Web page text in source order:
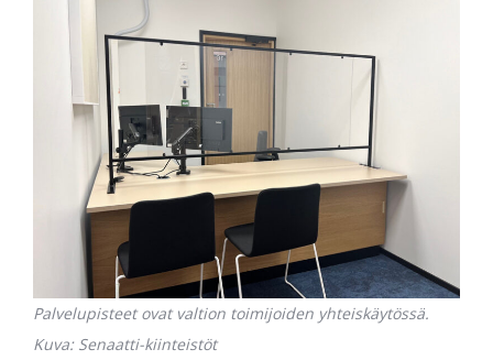
Palvelupisteet ovat valtion toimijoiden yhteiskäytössä.
Kuva: Senaatti-kiinteistöt